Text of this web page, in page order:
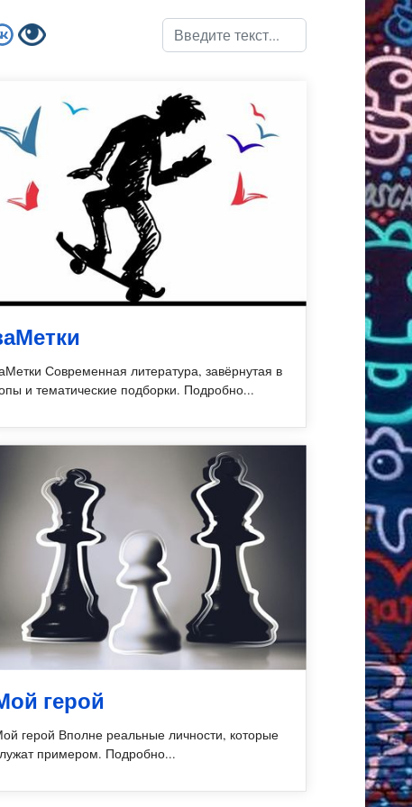
Современная литература, завёрнутая в
и тематические подборки. Подробно...
герой
герой Вполне реальные личности, которые
примером. Подробно...